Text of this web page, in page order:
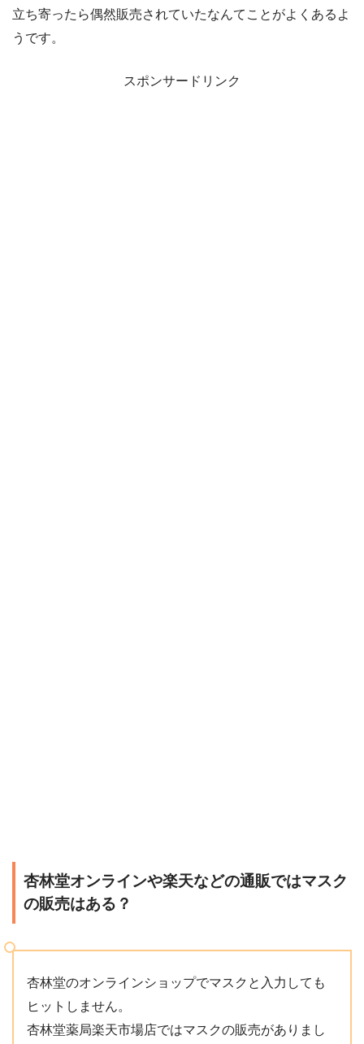
立ち寄ったら偶然販売されていたなんてことがよくあるよ
うです。
スポンサードリンク
杏林堂オンラインや楽天などの通販ではマスク
の販売はある？
杏林堂のオンラインショップでマスクと入力しても
ヒットしません。
杏林堂薬局楽天市場店ではマスクの販売がありまし